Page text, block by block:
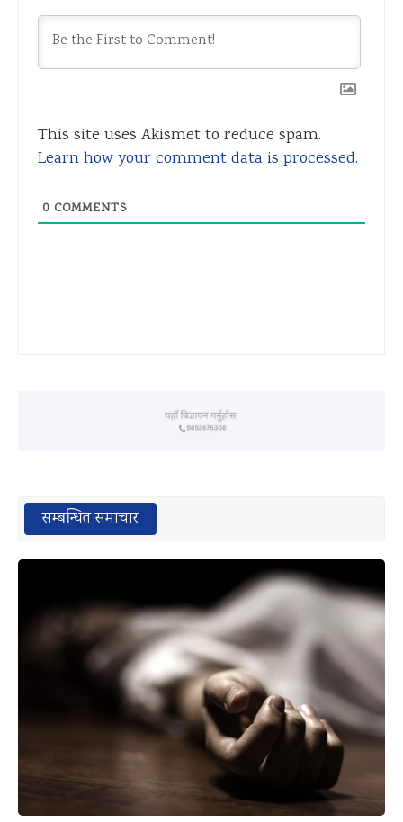
This site uses Akismet to reduce spam.
Learn how your comment data is processed.
0 COMMENTS
सम्बन्धित समाचार